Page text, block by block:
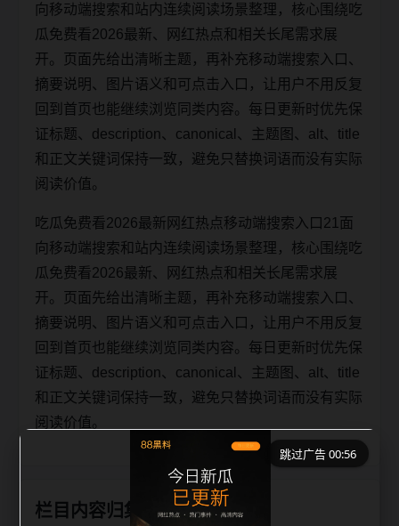
向移动端搜索和站内连续阅读场景整理，核心围绕吃
瓜免费看2026最新、网红热点和相关长尾需求展
开。页面先给出清晰主题，再补充移动端搜索入口、
摘要说明、图片语义和可点击入口，让用户不用反复
回到首页也能继续浏览同类内容。每日更新时优先保
证标题、description、canonical、主题图、alt、title
和正文关键词保持一致，避免只替换词语而没有实际
阅读价值。
吃瓜免费看2026最新网红热点移动端搜索入口21面
向移动端搜索和站内连续阅读场景整理，核心围绕吃
瓜免费看2026最新、网红热点和相关长尾需求展
开。页面先给出清晰主题，再补充移动端搜索入口、
摘要说明、图片语义和可点击入口，让用户不用反复
回到首页也能继续浏览同类内容。每日更新时优先保
证标题、description、canonical、主题图、alt、title
和正文关键词保持一致，避免只替换词语而没有实际
阅读价值。
栏目内容归集
跳过广告 00:55